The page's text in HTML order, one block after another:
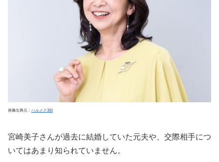
画像出典元： ハルメク365
宮崎美子さんが過去に結婚していた元夫や、交際相手につ
いてはあまり知られていません。